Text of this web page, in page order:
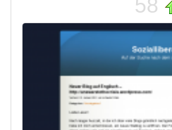
58